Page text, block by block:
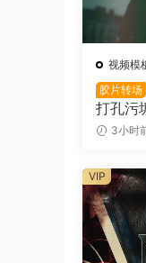
视频模
胶片转场
打孔污
影短片
3小时
VIP